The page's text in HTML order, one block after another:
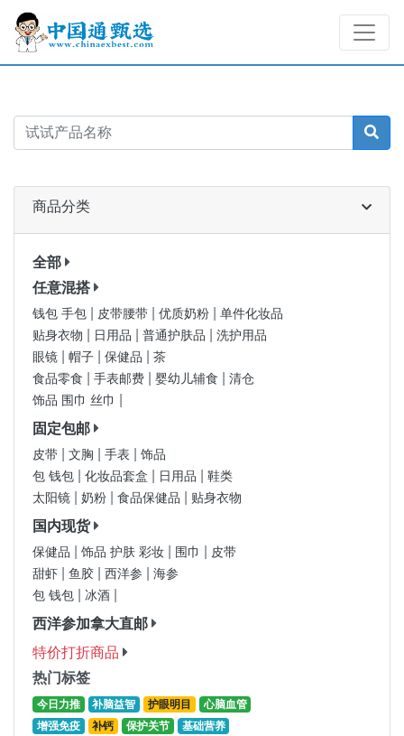
商品分类
全部
任意混搭
钱包 手包 皮带腰带 优质奶粉
单件化妆品
贴身衣物
日用品 普通护肤品
洗护用品
眼镜
帽子 保健品
茶
食品零食
手表邮费 婴幼儿辅食
清仓
饰品 围巾 丝巾
固定包邮
皮带 文胸 手表
饰品
包 钱包
化妆品套盒 日用品
鞋类
太阳镜
奶粉 食品保健品 贴身衣物
国内现货
保健品 饰品 护肤 彩妆 围巾
皮带
甜虾
鱼胶 西洋参
海参
包 钱包
冰酒
西洋参加拿大直邮
特价打折商品
热门标签
今日力推 补脑益智 护眼明目
心脑血管
增强免疫
补钙 保护关节
基础营养